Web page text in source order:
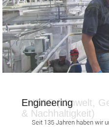
Engineering
Seit 135 Jahren haben wir
EHS&S (Umwelt,
& Nachhaltigkeit)